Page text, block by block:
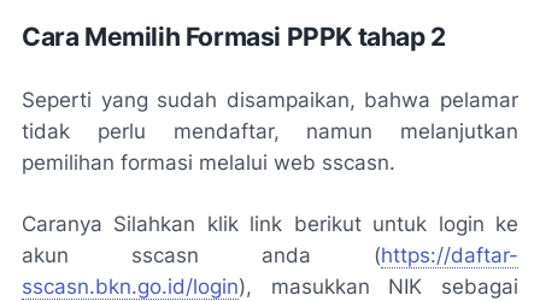
Cara Memilih Formasi PPPK tahap 2
Seperti yang sudah disampaikan, bahwa pelamar
tidak perlu mendaftar, namun melanjutkan
pemilihan formasi melalui web sscasn.
Caranya Silahkan klik link berikut untuk login ke
akun sscasn anda (https://daftar-
sscasn.bkn.go.id/login), masukkan NIK sebagai